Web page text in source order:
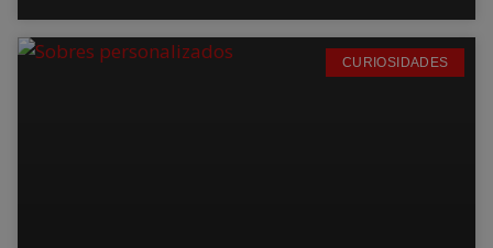
CURIOSIDADES